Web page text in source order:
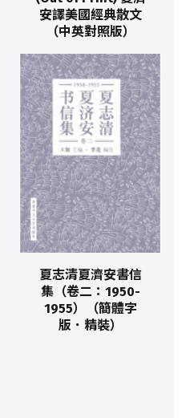
安譯美國經典散文
（中英對照版）
夏志清夏濟安書信
集（卷二：1950-
1955）（簡體字
版．精裝）